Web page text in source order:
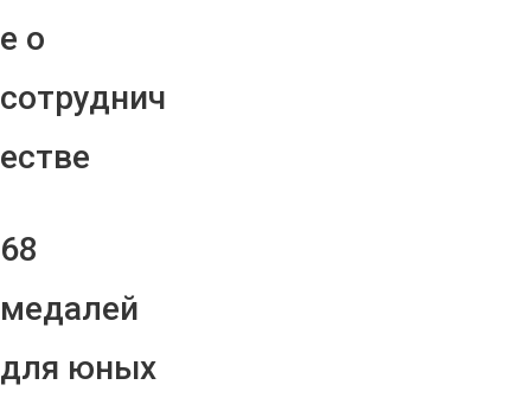
е о
сотруднич
естве
68
медалей
для юных